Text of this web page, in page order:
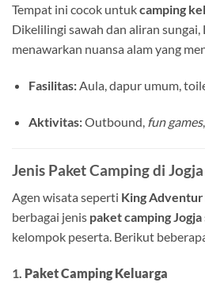
Tempat ini cocok untukcamping
Dikelilingi sawah dan aliran sungai,
menawarkan nuansa alam yang
Fasilitas:Aula, dapur umum,
Aktivitas:Outbound, fun games,
Jenis Paket Camping di Jogja
Agen wisata seperti King
berbagai jenis paket camping Jogja
kelompok peserta. Berikut
1. Paket Camping Keluarga